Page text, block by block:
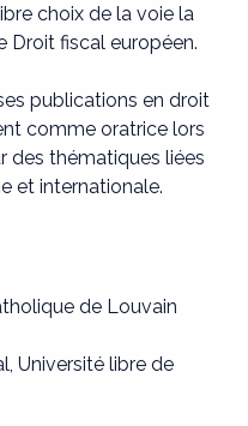
choix de la voie la
Droit fiscal européen.
publications en droit
comme oratrice lors
des thématiques liées
et internationale.
de Louvain
Université libre de